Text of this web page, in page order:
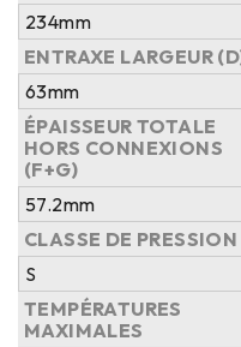
234mm
ENTRAXE LARGEUR
63mm
ÉPAISSEUR TOTALE
HORS CONNEXIONS
(F+G)
57.2mm
CLASSE DE PRESSION
S
TEMPÉRATURES
MAXIMALES